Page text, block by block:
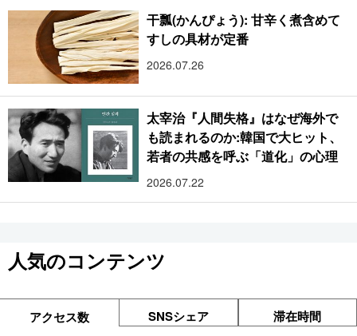
干瓢(かんぴょう): 甘辛く煮含めて
すしの具材が定番
2026.07.26
太宰治『人間失格』はなぜ海外で
も読まれるのか:韓国で大ヒット、
若者の共感を呼ぶ「道化」の心理
2026.07.22
人気のコンテンツ
アクセス数 SNSシェア 滞在時間